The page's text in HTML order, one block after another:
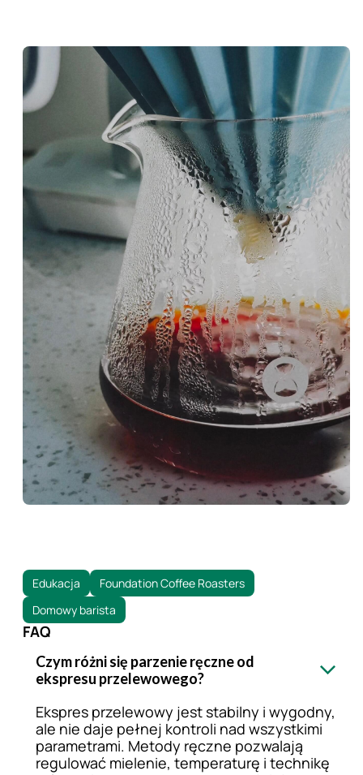
Edukacja
Foundation Coffee Roasters
Domowy barista
FAQ
Czym różni się parzenie ręczne od
ekspresu przelewowego?
Ekspres przelewowy jest stabilny i wygodny,
ale nie daje pełnej kontroli nad wszystkimi
parametrami. Metody ręczne pozwalają
regulować mielenie, temperaturę i technikę